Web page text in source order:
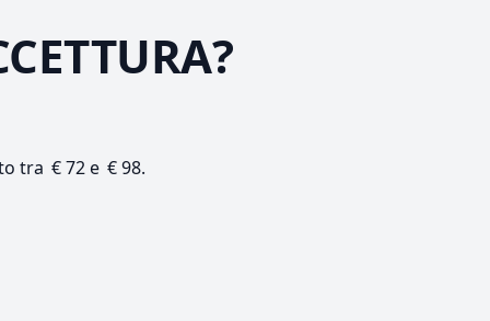
tra € 72 e € 98.